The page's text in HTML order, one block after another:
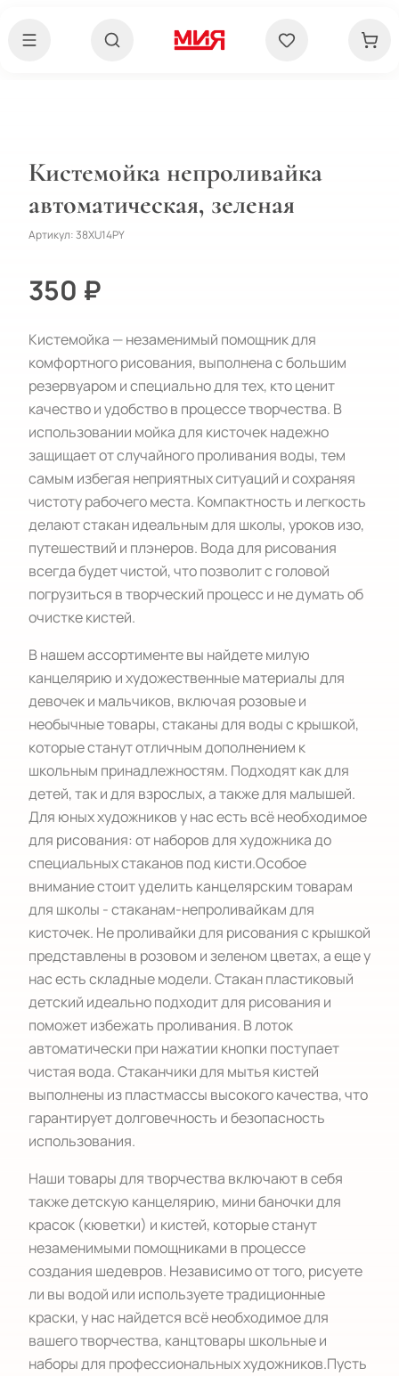
Кистемойка непроливайка
автоматическая, зеленая
Артикул:38XU14PY
350 ₽
Кистемойка — незаменимый помощник для
комфортного рисования, выполнена с большим
резервуаром и специально для тех, кто ценит
качество и удобство в процессе творчества. В
использовании мойка для кисточек надежно
защищает от случайного проливания воды, тем
самым избегая неприятных ситуаций и сохраняя
чистоту рабочего места. Компактность и легкость
делают стакан идеальным для школы, уроков изо,
путешествий и плэнеров. Вода для рисования
всегда будет чистой, что позволит с головой
погрузиться в творческий процесс и не думать об
очистке кистей.
В нашем ассортименте вы найдете милую
канцелярию и художественные материалы для
девочек и мальчиков, включая розовые и
необычные товары, стаканы для воды с крышкой,
которые станут отличным дополнением к
школьным принадлежностям. Подходят как для
детей, так и для взрослых, а также для малышей.
Для юных художников у нас есть всё необходимое
для рисования: от наборов для художника до
специальных стаканов под кисти.Особое
внимание стоит уделить канцелярским товарам
для школы - стаканам-непроливайкам для
кисточек. Не проливайки для рисования с крышкой
представлены в розовом и зеленом цветах, а еще у
нас есть складные модели. Стакан пластиковый
детский идеально подходит для рисования и
поможет избежать проливания. В лоток
автоматически при нажатии кнопки поступает
чистая вода. Стаканчики для мытья кистей
выполнены из пластмассы высокого качества, что
гарантирует долговечность и безопасность
использования.
Наши товары для творчества включают в себя
также детскую канцелярию, мини баночки для
красок (кюветки) и кистей, которые станут
незаменимыми помощниками в процессе
создания шедевров. Независимо от того, рисуете
ли вы водой или используете традиционные
краски, у нас найдется всё необходимое для
вашего творчества, канцтовары школьные и
наборы для профессиональных художников.Пусть